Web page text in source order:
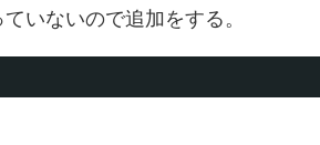
いないので追加をする。